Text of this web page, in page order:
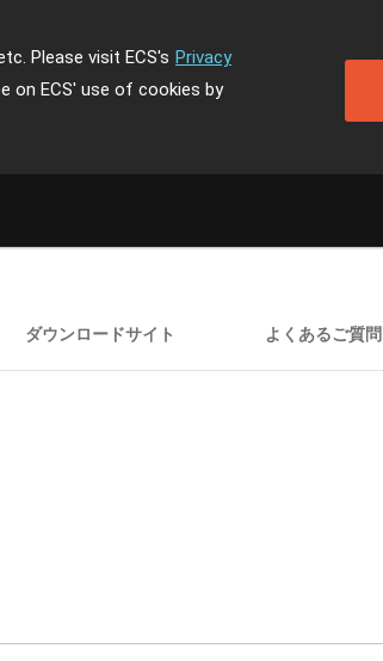
Please visit ECS's Privacy
on ECS' use of cookies by
ダウンロードサイト よくあるご質問